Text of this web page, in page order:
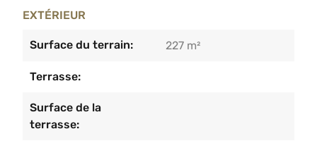
EXTÉRIEUR
Surface du terrain: 227 m²
Terrasse:
Surface de la
terrasse: